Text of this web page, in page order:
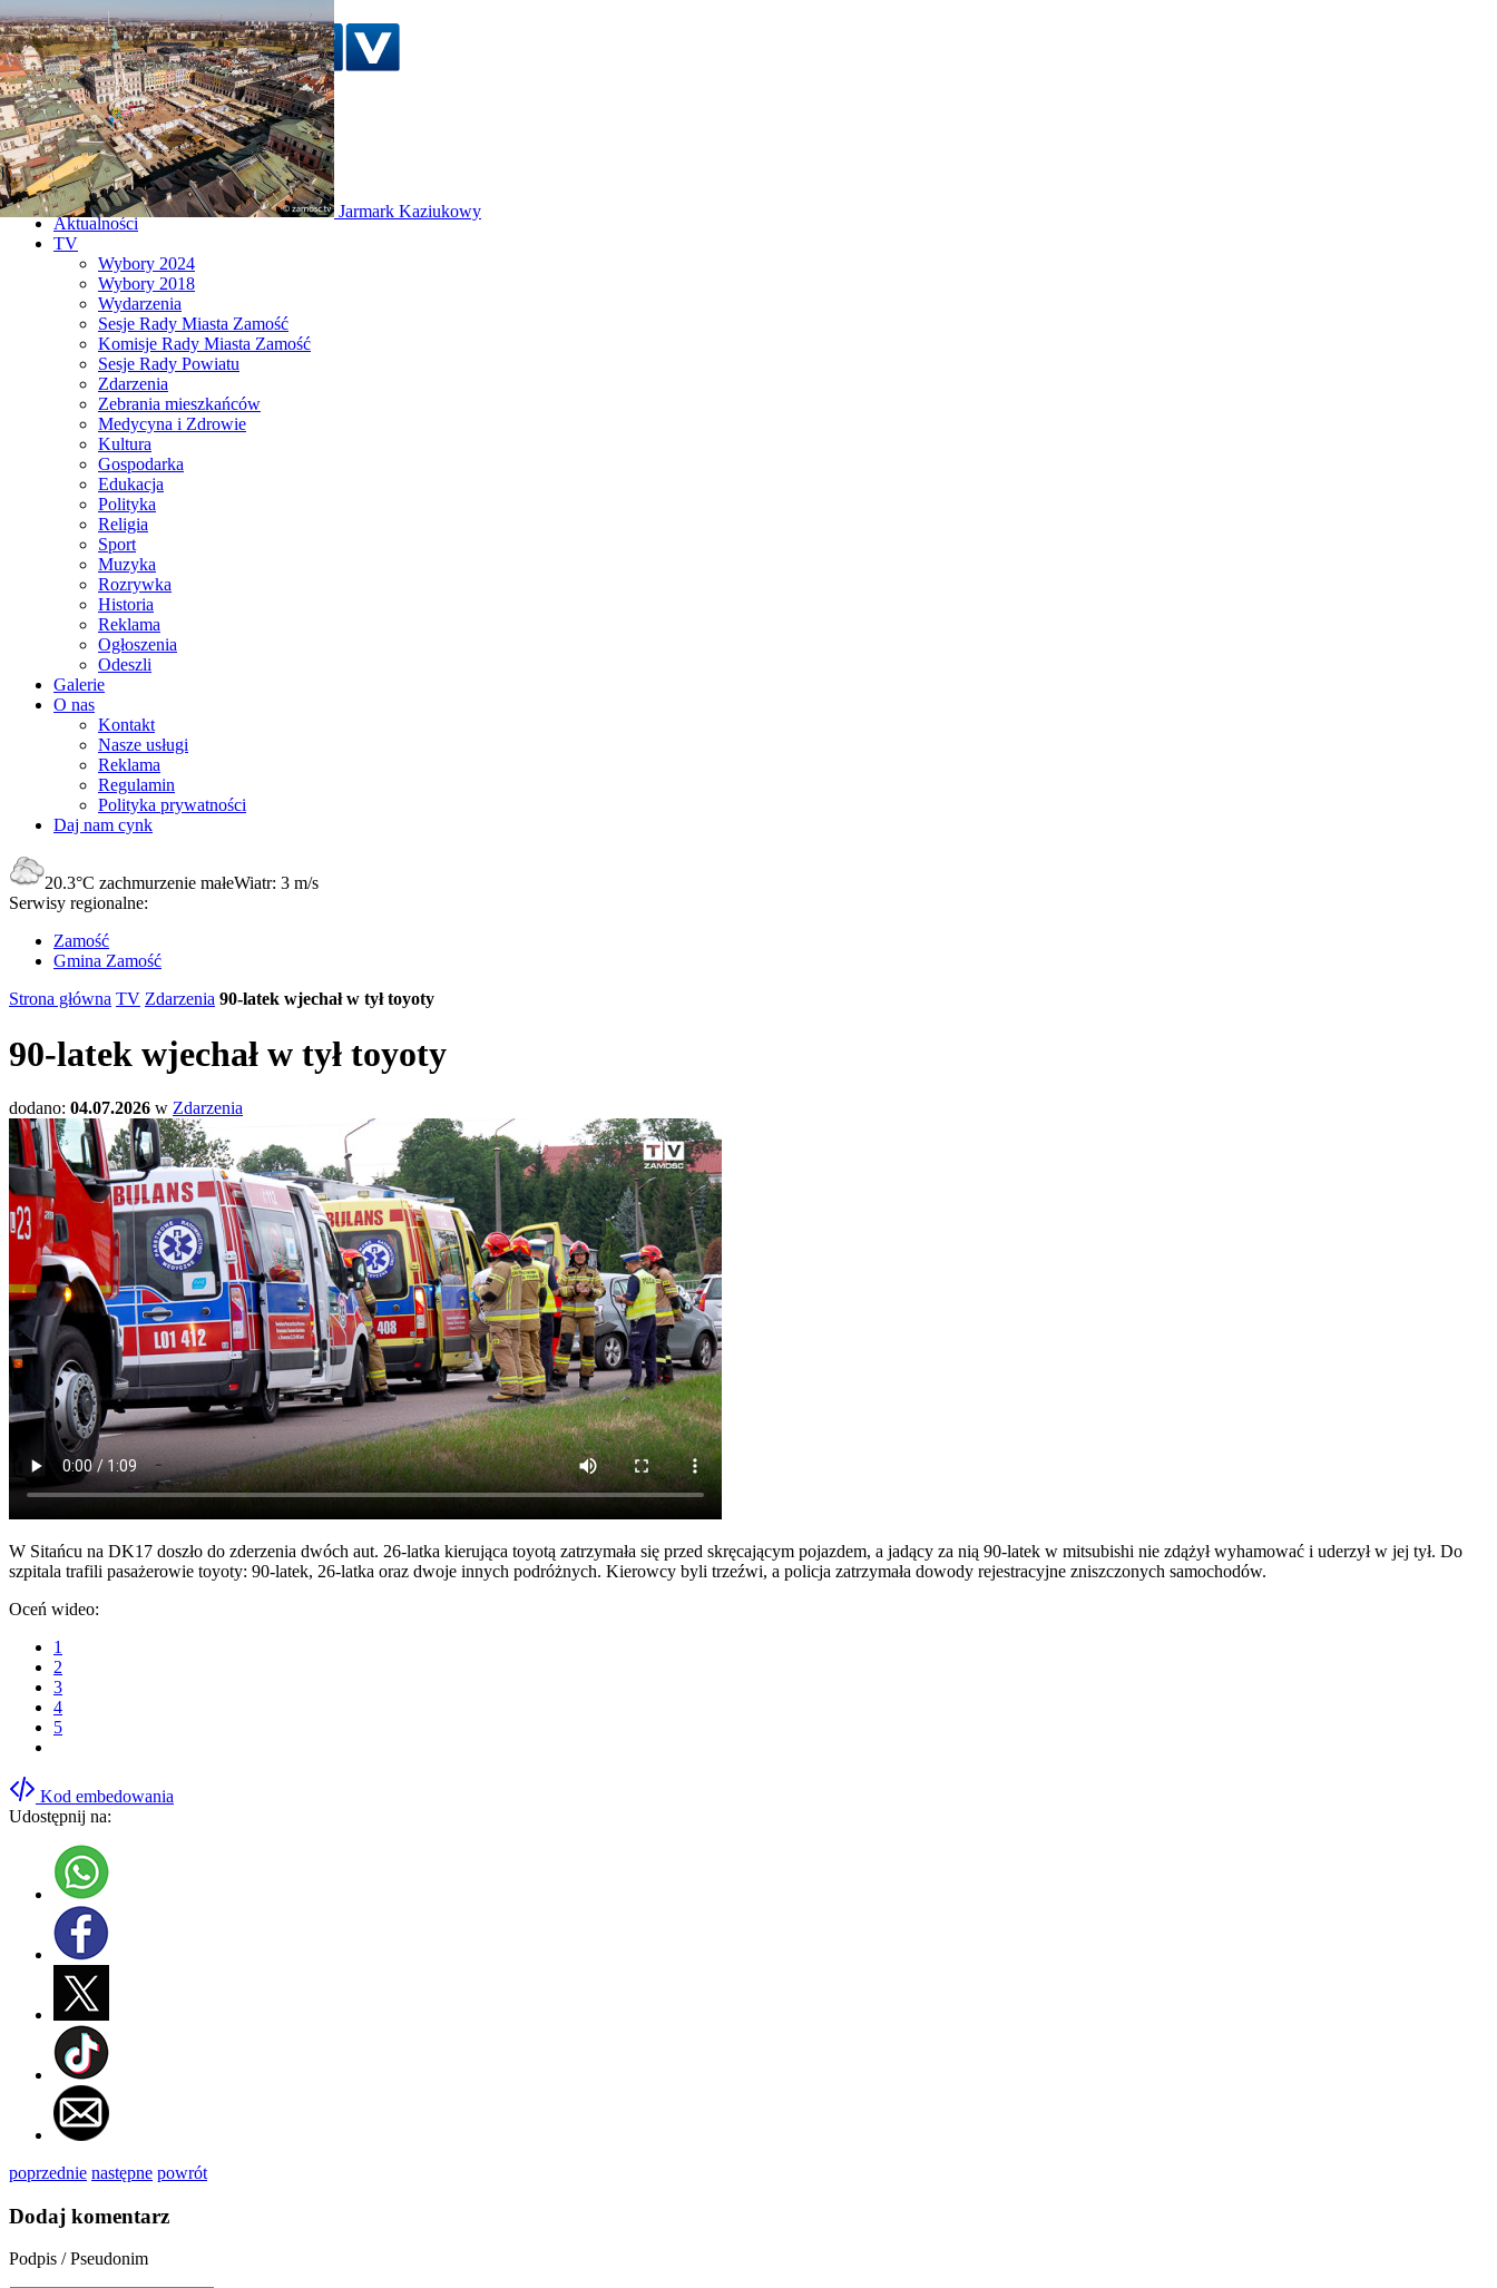
Szukaj w serwisie
Strona główna
Aktualności
TV
Wybory 2024
Wybory 2018
Wydarzenia
Sesje Rady Miasta Zamość
Komisje Rady Miasta Zamość
Sesje Rady Powiatu
Zdarzenia
Zebrania mieszkańców
Medycyna i Zdrowie
Kultura
Gospodarka
Edukacja
Polityka
Religia
Sport
Muzyka
Rozrywka
Historia
Reklama
Ogłoszenia
Odeszli
Galerie
O nas
Kontakt
Nasze usługi
Reklama
Regulamin
Polityka prywatności
Daj nam cynk
20.3°C zachmurzenie małeWiatr: 3 m/s
Serwisy regionalne:
Zamość
Gmina Zamość
Strona główna TV Zdarzenia 90-latek wjechał w tył toyoty
90-latek wjechał w tył toyoty
dodano: 04.07.2026 w Zdarzenia
W Sitańcu na DK17 doszło do zderzenia dwóch aut. 26-latka kierująca toyotą zatrzymała się przed skręcającym pojazdem, a jadący za nią 90-latek w mitsubishi nie zdążył wyhamować i uderzył w jej tył. Do
szpitala trafili pasażerowie toyoty: 90-latek, 26-latka oraz dwoje innych podróżnych. Kierowcy byli trzeźwi, a policja zatrzymała dowody rejestracyjne zniszczonych samochodów.
Oceń wideo:
1
2
3
4
5
Kod embedowania
Udostępnij na:
poprzednie następne powrót
Dodaj komentarz
Podpis / Pseudonim
Jarmark Kaziukowy